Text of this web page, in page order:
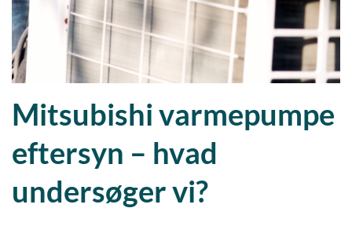
Mitsubishi varmepumpe
eftersyn – hvad
undersøger vi?